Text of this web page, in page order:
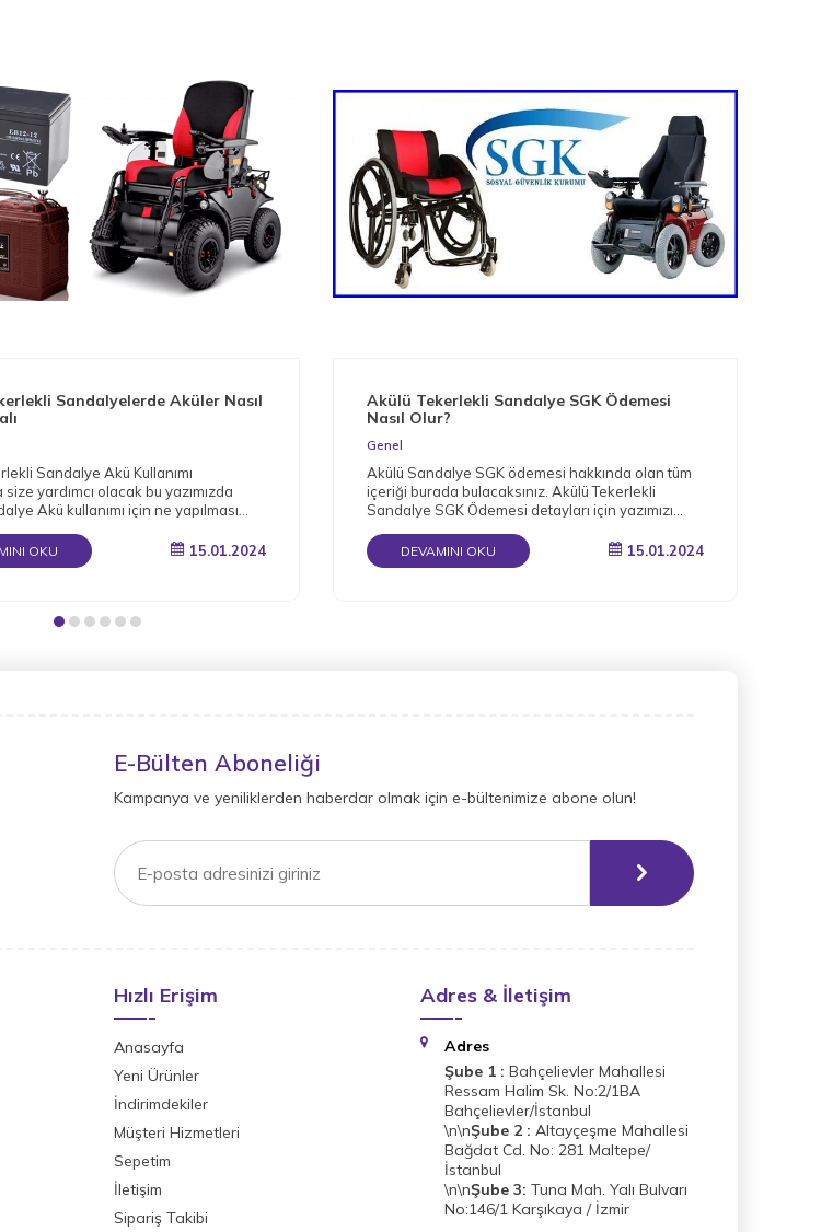
Sandalyelerde Aküler Nasıl
Sandalye Akü Kullanımı
yardımcı olacak bu yazımızda
Akü kullanımı için ne yapılması
OKU 15.01.2024
Akülü Tekerlekli Sandalye SGK Ödemesi
Nasıl Olur?
Genel
Akülü Sandalye SGK ödemesi hakkında olan tüm
içeriği burada bulacaksınız. Akülü Tekerlekli
Sandalye SGK Ödemesi detayları için yazımızı
DEVAMINI OKU 15.01.2024
E-Bülten Aboneliği
Kampanya ve yeniliklerden haberdar olmak için e-bültenimize abone olun!
Hızlı Erişim
Anasayfa
Yeni Ürünler
İndirimdekiler
Müşteri Hizmetleri
Sepetim
İletişim
Sipariş Takibi
Adres & İletişim
Adres
Şube 1 : Bahçelievler Mahallesi
Ressam Halim Sk. No:2/1BA
Bahçelievler/İstanbul
\n\nŞube 2 : Altayçeşme Mahallesi
Bağdat Cd. No: 281 Maltepe/
İstanbul
\n\nŞube 3: Tuna Mah. Yalı Bulvarı
No:146/1 Karşıkaya / İzmir